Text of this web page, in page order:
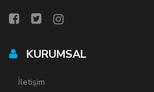
KURUMSAL
İletişim